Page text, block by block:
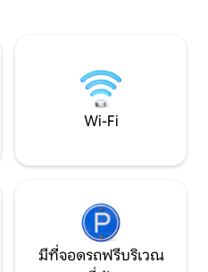
งานจริง ที่พักที่เห
อยู่!
Wi-Fi
มีที่จอดรถฟรีบริเวณ